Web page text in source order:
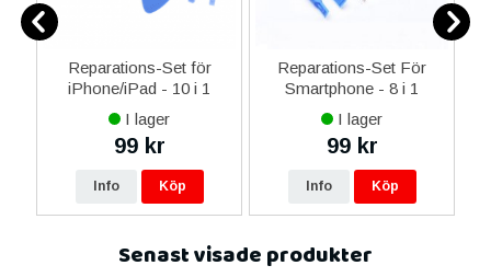
Reparations-Set för
iPhone/iPad - 10 i 1
I lager
99 kr
Info Köp
Reparations-Set För
Smartphone - 8 i 1
I lager
99 kr
Info Köp
Senast visade produkter